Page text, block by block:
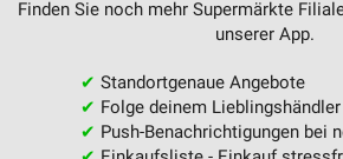
Finden Sie noch mehr Supermärkte
unserer App.
✔ Standortgenaue Angebote
✔ Folge deinem Lieblingshändler
✔ Push-Benachrichtigungen bei